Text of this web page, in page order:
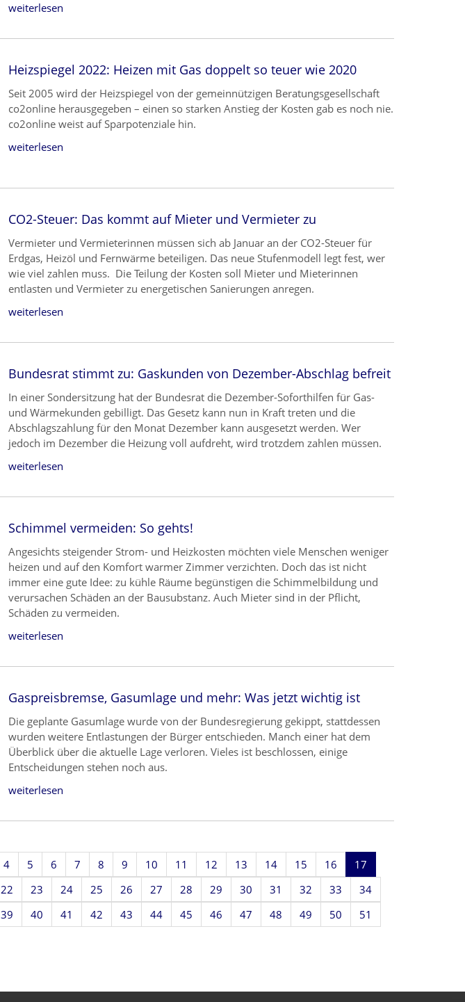
weiterlesen
Heizspiegel 2022: Heizen mit Gas doppelt so teuer wie 2020
Seit 2005 wird der Heizspiegel von der gemeinnützigen Beratungsgesellschaft
co2online herausgegeben – einen so starken Anstieg der Kosten gab es noch nie.
co2online weist auf Sparpotenziale hin.
weiterlesen
CO2-Steuer: Das kommt auf Mieter und Vermieter zu
Vermieter und Vermieterinnen müssen sich ab Januar an der CO2-Steuer für
Erdgas, Heizöl und Fernwärme beteiligen. Das neue Stufenmodell legt fest, wer
wie viel zahlen muss. Die Teilung der Kosten soll Mieter und Mieterinnen
entlasten und Vermieter zu energetischen Sanierungen anregen.
weiterlesen
Bundesrat stimmt zu: Gaskunden von Dezember-Abschlag befreit
In einer Sondersitzung hat der Bundesrat die Dezember-Soforthilfen für Gas-
und Wärmekunden gebilligt. Das Gesetz kann nun in Kraft treten und die
Abschlagszahlung für den Monat Dezember kann ausgesetzt werden. Wer
jedoch im Dezember die Heizung voll aufdreht, wird trotzdem zahlen müssen.
weiterlesen
Schimmel vermeiden: So gehts!
Angesichts steigender Strom- und Heizkosten möchten viele Menschen weniger
heizen und auf den Komfort warmer Zimmer verzichten. Doch das ist nicht
immer eine gute Idee: zu kühle Räume begünstigen die Schimmelbildung und
verursachen Schäden an der Bausubstanz. Auch Mieter sind in der Pflicht,
Schäden zu vermeiden.
weiterlesen
Gaspreisbremse, Gasumlage und mehr: Was jetzt wichtig ist
Die geplante Gasumlage wurde von der Bundesregierung gekippt, stattdessen
wurden weitere Entlastungen der Bürger entschieden. Manch einer hat dem
Überblick über die aktuelle Lage verloren. Vieles ist beschlossen, einige
Entscheidungen stehen noch aus.
weiterlesen
4 5 6 7 8 9 10 11 12 13 14 15 16
17
22 23 24 25 26 27 28 29 30 31 32 33
34
39 40 41 42 43 44 45 46 47 48 49 50
51